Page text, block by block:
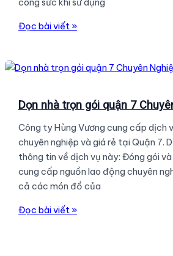
DỌN
GÓI
9
CHUYÊN
NGHIỆP
UY
TÍN
NHẤT.
Đọc bài viết »
Dọn nhà trọn gói quận 7
Công ty Hùng Vương cung cấp dịch
chuyên nghiệp và giá rẻ tại Quận 7.
thông tin về dịch vụ này: Đóng gói
cung cấp nguồn lao động chuyên
cả các món đồ của
Dọn
Đọc bài viết »